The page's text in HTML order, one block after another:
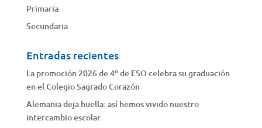
Primaria
Secundaria
Entradas recientes
La promoción 2026 de 4º de ESO celebra su graduación
en el Colegio Sagrado Corazón
Alemania deja huella: así hemos vivido nuestro
intercambio escolar